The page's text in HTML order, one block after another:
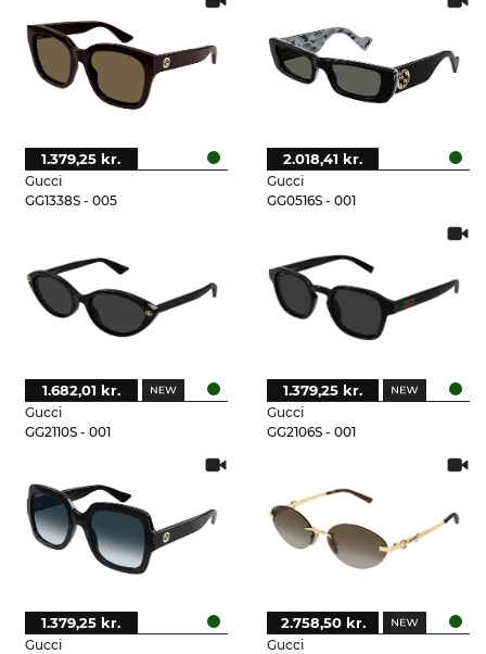
Gucci
GG1338S - 005
1.379,25 kr.
Gucci
GG0516S - 001
2.018,41 kr.
Gucci
GG2110S - 001
1.682,01 kr.
Gucci
GG2106S - 001
1.379,25 kr.
Gucci
1.379,25 kr.
Gucci
2.758,50 kr.